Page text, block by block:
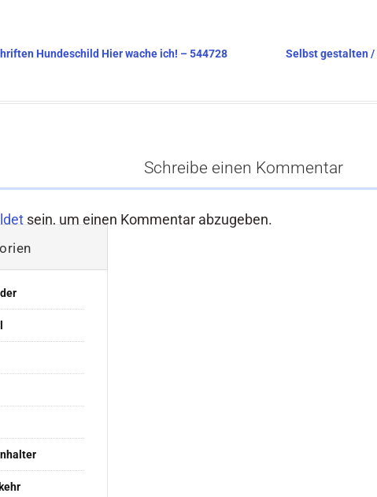
Hundeschild Hier wache ich! – 544728
Selbst gestalten
Schreibe einen Kommentar
sein, um einen Kommentar abzugeben.